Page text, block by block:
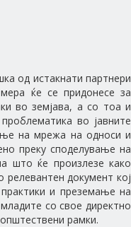
од истакнати партнери
ќе се придонесе за
во земјава, а со тоа и
во јавните
на мрежа на односи и
преку споделување на
што ќе произлезе како
документ кој
и преземање на
со свое директно
рамки.